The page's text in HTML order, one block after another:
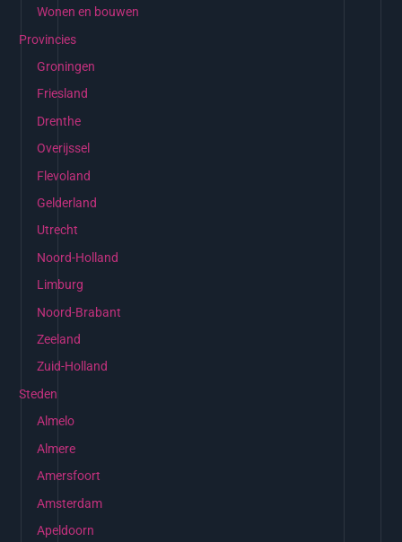
Wonen en bouwen
Provincies
Groningen
Friesland
Drenthe
Overijssel
Flevoland
Gelderland
Utrecht
Noord-Holland
Limburg
Noord-Brabant
Zeeland
Zuid-Holland
Steden
Almelo
Almere
Amersfoort
Amsterdam
Apeldoorn